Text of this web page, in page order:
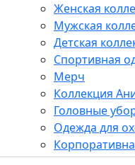
Женская
Мужская
Детская
Спортивная
Мерч
Коллекция
Головные
Одежда для